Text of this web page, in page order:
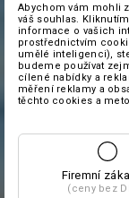
Abychom vám mohli
váš souhlas.
informace o vašich
prostřednictvím
umělé inteligenci),
budeme používat
cílené nabídky a
měření reklamy a
těchto cookies a
Firemní
(ceny bez